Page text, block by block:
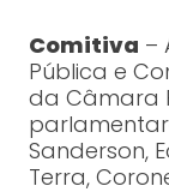
Comitiva –
Pública e
da Câmara
Sanderson,
Terra,